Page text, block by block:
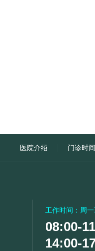
医院介绍 门诊时间
工作时间：周
08:00-
14:00-